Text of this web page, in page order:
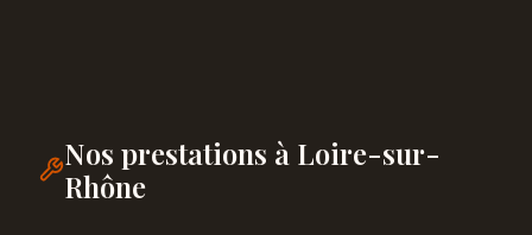
Nos prestations à Loire-sur-
Rhône